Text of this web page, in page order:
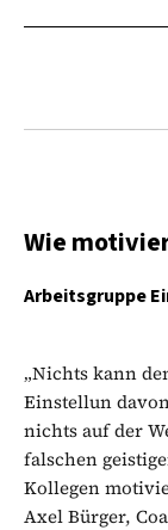
Wie
Arbeitsgruppe
„Nichts kann
Einstellun
nichts auf der
falschen
Kollegen
Axel Bürger,